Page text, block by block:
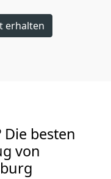
erhalten
besten
von